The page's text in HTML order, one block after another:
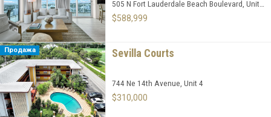
$588,999
Продажа Sevilla Courts
744 Ne 14th Avenue, Unit 4
$310,000